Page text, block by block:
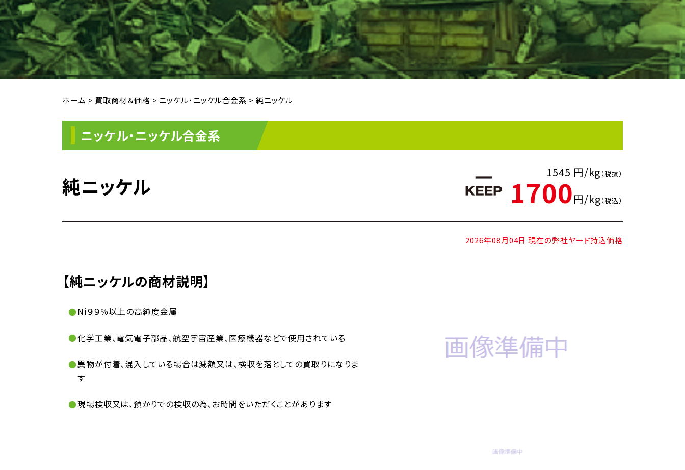
ホーム > 買取商材＆価格 > ニッケル・ニッケル合金系 > 純ニッケル
ニッケル・ニッケル合金系
純ニッケル
1545 円/kg （税抜）
1700円/kg（税込）
2026年08月04日 現在の弊社ヤード持込価格
【純ニッケルの商材説明】
Ni９９％以上の高純度金属
化学工業、電気電子部品、航空宇宙産業、医療機器などで使用されている
異物が付着、混入している場合は減額又は、検収を落としての買取りになりま
す
現場検収又は、預かりでの検収の為、お時間をいただくことがあります